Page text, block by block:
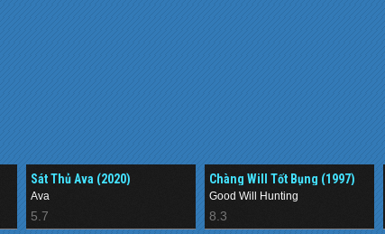
Sát Thủ Ava (2020)
Ava
5.7
Chàng Will Tốt Bụng (1997)
Good Will Hunting
8.3